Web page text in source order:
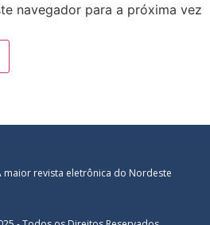
navegador para a próxima vez
maior revista eletrônica do Nordeste